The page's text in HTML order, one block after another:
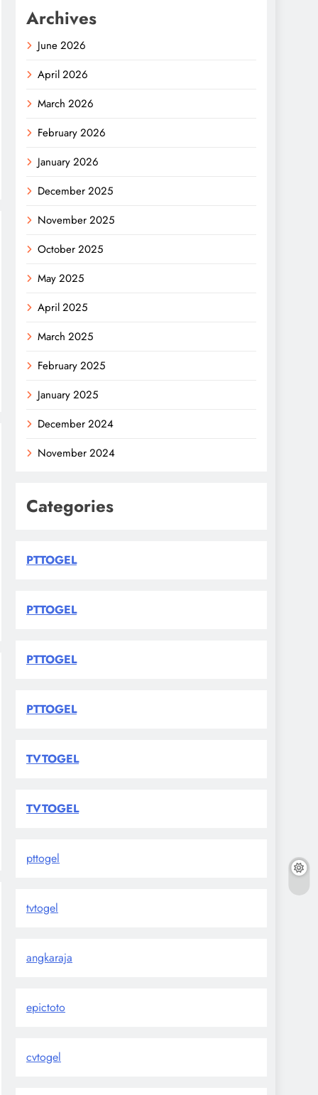
Archives
June 2026
April 2026
March 2026
February 2026
January 2026
December 2025
November 2025
October 2025
May 2025
April 2025
March 2025
February 2025
January 2025
December 2024
November 2024
Categories
PTTOGEL
PTTOGEL
PTTOGEL
PTTOGEL
TVTOGEL
TVTOGEL
pttogel
tvtogel
angkaraja
epictoto
cvtogel